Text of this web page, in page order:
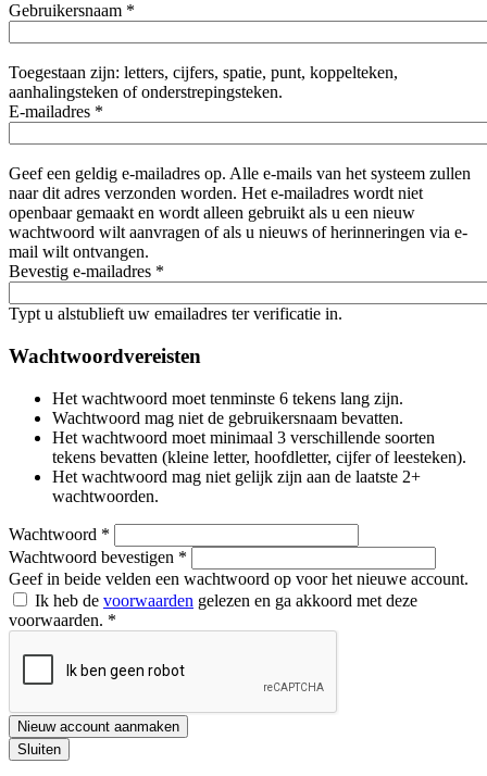
Gebruikersnaam *
Toegestaan zijn: letters, cijfers, spatie, punt, koppelteken,
aanhalingsteken of onderstrepingsteken.
E-mailadres *
Geef een geldig e-mailadres op. Alle e-mails van het systeem zullen
naar dit adres verzonden worden. Het e-mailadres wordt niet
openbaar gemaakt en wordt alleen gebruikt als u een nieuw
wachtwoord wilt aanvragen of als u nieuws of herinneringen via e-
mail wilt ontvangen.
Bevestig e-mailadres *
Typt u alstublieft uw emailadres ter verificatie in.
Wachtwoordvereisten
Het wachtwoord moet tenminste 6 tekens lang zijn.
Wachtwoord mag niet de gebruikersnaam bevatten.
Het wachtwoord moet minimaal 3 verschillende soorten
tekens bevatten (kleine letter, hoofdletter, cijfer of leesteken).
Het wachtwoord mag niet gelijk zijn aan de laatste 2+
wachtwoorden.
Wachtwoord *
Wachtwoord bevestigen *
Geef in beide velden een wachtwoord op voor het nieuwe account.
Ik heb de voorwaarden gelezen en ga akkoord met deze
voorwaarden. *
Nieuw account aanmaken
Sluiten